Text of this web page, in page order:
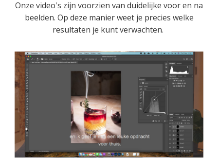
Onze video's zijn voorzien van duidelijke voor en na
beelden. Op deze manier weet je precies welke
resultaten je kunt verwachten.